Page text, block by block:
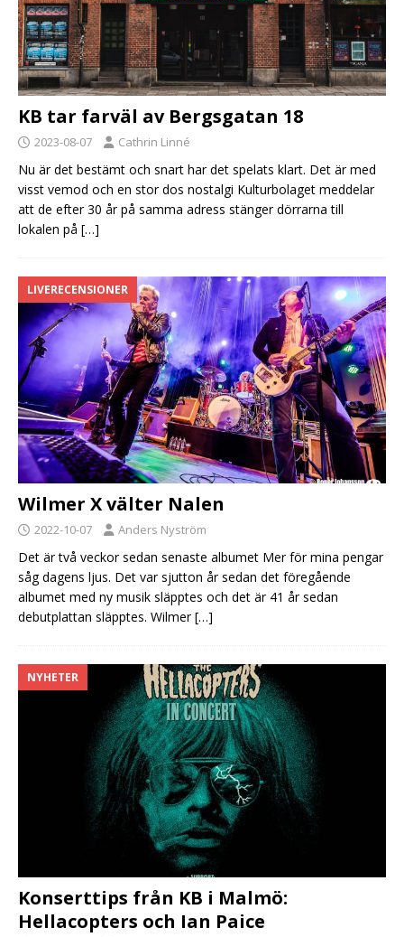
KB tar farväl av Bergsgatan 18
2023-08-07 Cathrin Linné
Nu är det bestämt och snart har det spelats klart. Det är med
visst vemod och en stor dos nostalgi Kulturbolaget meddelar
att de efter 30 år på samma adress stänger dörrarna till
lokalen på […]
LIVERECENSIONER
Wilmer X välter Nalen
2022-10-07 Anders Nyström
Det är två veckor sedan senaste albumet Mer för mina pengar
såg dagens ljus. Det var sjutton år sedan det föregående
albumet med ny musik släpptes och det är 41 år sedan
debutplattan släpptes. Wilmer[…]
NYHETER
Konserttips från KB i Malmö:
Hellacopters och Ian Paice